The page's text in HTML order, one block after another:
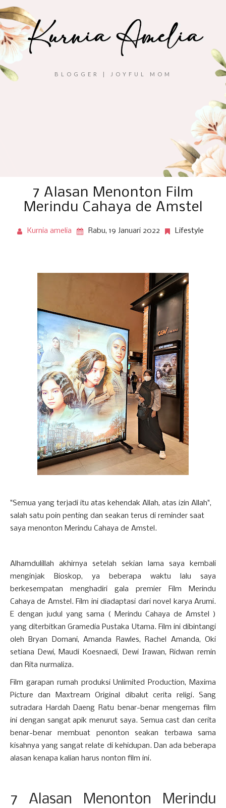
BLOGGER | JOYFUL MOM
7 Alasan Menonton Film
Merindu Cahaya de Amstel
Kurnia amelia Rabu, 19 Januari 2022 Lifestyle
"Semua yang terjadi itu atas kehendak Allah, atas izin Allah",
salah satu poin penting dan seakan terus di reminder saat
saya menonton Merindu Cahaya de Amstel.
Alhamdulillah akhirnya setelah sekian lama saya kembali
menginjak Bioskop, ya beberapa waktu lalu saya
berkesempatan menghadiri gala premier Film Merindu
Cahaya de Amstel. Film ini diadaptasi dari novel karya Arumi.
E dengan judul yang sama ( Merindu Cahaya de Amstel )
yang diterbitkan Gramedia Pustaka Utama. Film ini dibintangi
oleh Bryan Domani, Amanda Rawles, Rachel Amanda, Oki
setiana Dewi, Maudi Koesnaedi, Dewi Irawan, Ridwan remin
dan Rita nurmaliza.
Film garapan rumah produksi Unlimited Production, Maxima
Picture dan Maxtream Original dibalut cerita religi. Sang
sutradara Hardah Daeng Ratu benar-benar mengemas film
ini dengan sangat apik menurut saya. Semua cast dan cerita
benar-benar membuat penonton seakan terbawa sama
kisahnya yang sangat relate di kehidupan. Dan ada beberapa
alasan kenapa kalian harus nonton film ini.
7 Alasan Menonton Merindu